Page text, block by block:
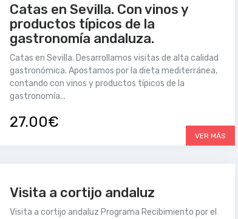
Catas en Sevilla. Con vinos y
productos típicos de la
gastronomía andaluza.
Catas en Sevilla. Desarrollamos visitas de alta calidad
gastronómica. Apostamos por la dieta mediterránea,
contando con vinos y productos típicos de la
gastronomía...
27.00€
VER MÁS
Visita a cortijo andaluz
Visita a cortijo andaluz Programa Recibimiento por el